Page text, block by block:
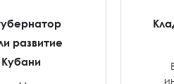
развитие